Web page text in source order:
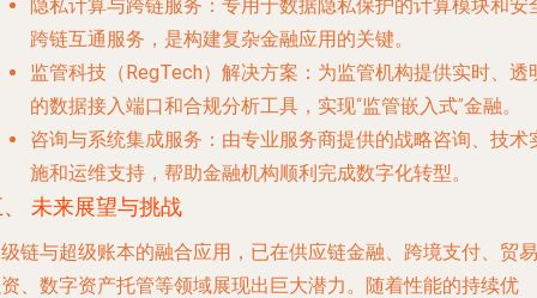
隐私计算与跨链服务 ：专用于数据隐私保护的计算模块和安
跨链互通服务，是构建复杂金融应用的关键。
监管科技（RegTech）解决方案 ：为监管机构提供实时、透
的数据接入端口和合规分析工具，实现“监管嵌入式”金融。
咨询与系统集成服务 ：由专业服务商提供的战略咨询、技术
施和运维支持，帮助金融机构顺利完成数字化转型。
未来展望与挑战
链与超级账本的融合应用，已在供应链金融、跨境支付、贸易
、数字资产托管等领域展现出巨大潜力。随着性能的持续优